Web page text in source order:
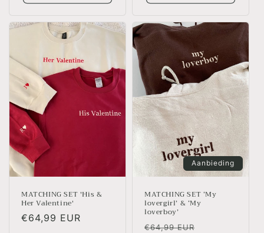
MATCHING SET 'His &
Her Valentine'
Normale
€64,99 EUR
Aanbieding
MATCHING SET ‘My
lovergirl’ & ‘My
loverboy’
Normale
€64,99 EUR